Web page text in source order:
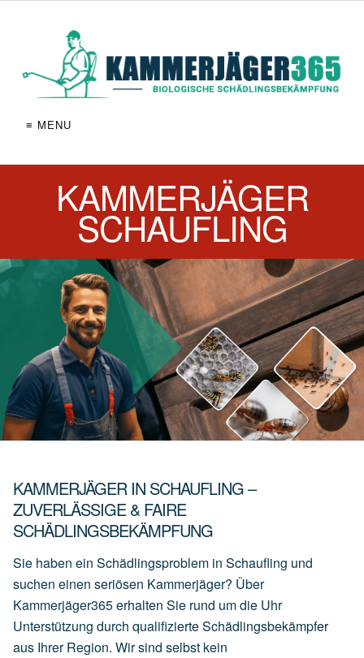
≡ MENU
KAMMERJÄGER
SCHAUFLING
KAMMERJÄGER IN SCHAUFLING –
ZUVERLÄSSIGE & FAIRE
SCHÄDLINGSBEKÄMPFUNG
Sie haben ein Schädlingsproblem in Schaufling und
suchen einen seriösen Kammerjäger? Über
Kammerjäger365 erhalten Sie rund um die Uhr
Unterstützung durch qualifizierte Schädlingsbekämpfer
aus Ihrer Region. Wir sind selbst kein